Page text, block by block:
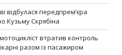
відбулася передпрем’єра
Кузьму Скрябіна
втратив контроль
разом із пасажиром